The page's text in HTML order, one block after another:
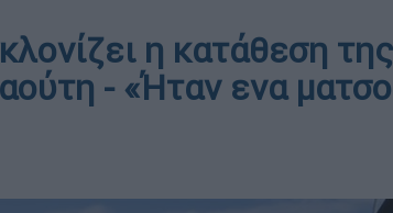
η κατάθεση της
- «Ήταν ενα ματσο